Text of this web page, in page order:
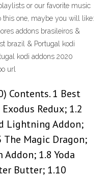
or our favorite music
this one, maybe you will like:
addons brasileiros &
brazil & Portugal kodi
kodi addons 2020
url
Contents. 1 Best
Redux; 1.2
Lightning Addon;
The Magic Dragon;
Addon; 1.8 Yoda
Butter; 1.10